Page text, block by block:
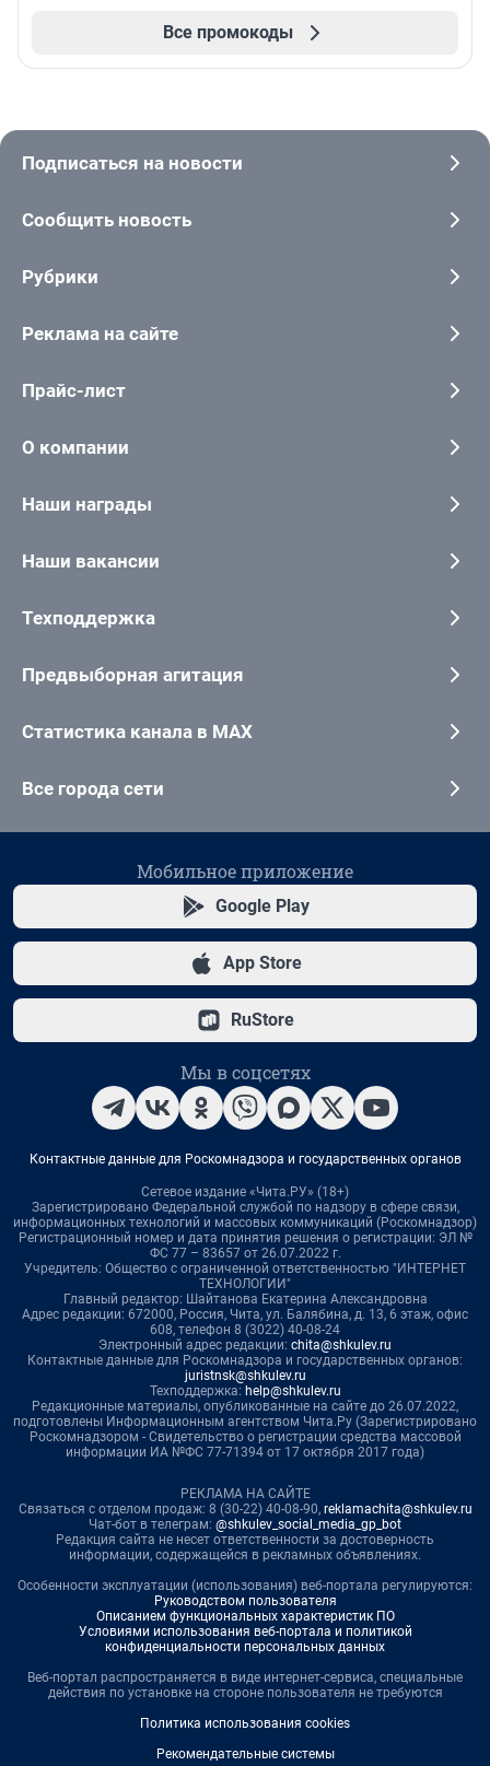
Все промокоды
Подписаться на новости
Сообщить новость
Рубрики
Реклама на сайте
Прайс-лист
О компании
Наши награды
Наши вакансии
Техподдержка
Предвыборная агитация
Статистика канала в MAX
Все города сети
Мобильное приложение
Google Play
App Store
RuStore
Мы в соцсетях
Контактные данные для Роскомнадзора и государственных органов
Сетевое издание «Чита.РУ» (18+)
Зарегистрировано Федеральной службой по надзору в сфере связи,
информационных технологий и массовых коммуникаций (Роскомнадзор)
Регистрационный номер и дата принятия решения о регистрации: ЭЛ №
ФС 77 – 83657 от 26.07.2022 г.
Учредитель: Общество с ограниченной ответственностью "ИНТЕРНЕТ
ТЕХНОЛОГИИ"
Главный редактор: Шайтанова Екатерина Александровна
Адрес редакции: 672000, Россия, Чита, ул. Балябина, д. 13, 6 этаж, офис
608, телефон 8 (3022) 40-08-24
Электронный адрес редакции: chita@shkulev.ru
Контактные данные для Роскомнадзора и государственных органов:
juristnsk@shkulev.ru
Техподдержка: help@shkulev.ru
Редакционные материалы, опубликованные на сайте до 26.07.2022,
подготовлены Информационным агентством Чита.Ру (Зарегистрировано
Роскомнадзором - Свидетельство о регистрации средства массовой
информации ИА №ФС 77-71394 от 17 октября 2017 года)
РЕКЛАМА НА САЙТЕ
Связаться с отделом продаж: 8 (30-22) 40-08-90, reklamachita@shkulev.ru
Чат-бот в телеграм: @shkulev_social_media_gp_bot
Редакция сайта не несет ответственности за достоверность
информации, содержащейся в рекламных объявлениях.
Особенности эксплуатации (использования) веб-портала регулируются:
Руководством пользователя
Описанием функциональных характеристик ПО
Условиями использования веб-портала и политикой
конфиденциальности персональных данных
Веб-портал распространяется в виде интернет-сервиса, специальные
действия по установке на стороне пользователя не требуются
Политика использования cookies
Рекомендательные системы